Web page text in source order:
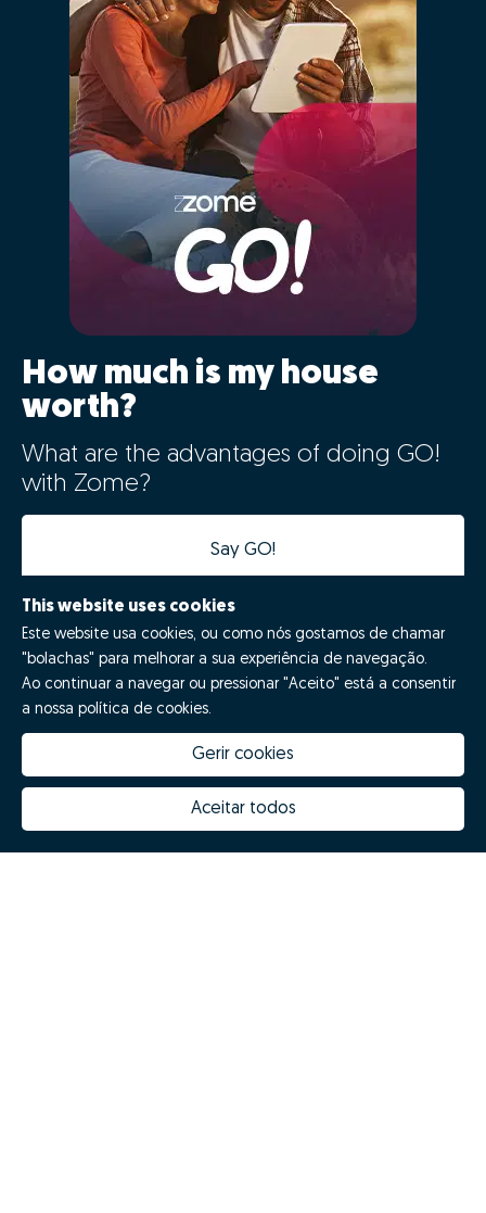
How much is my house
worth?
What are the advantages of doing GO!
with Zome?
Say GO!
How much is my house worth
Why choose Zome
Zome Innovation
Hubs Zome
This website uses cookies
Este website usa cookies, ou como nós gostamos de chamar
"bolachas" para melhorar a sua experiência de navegação.
Ao continuar a navegar ou pressionar "Aceito" está a consentir
a nossa política de cookies.
Gerir cookies
Aceitar todos